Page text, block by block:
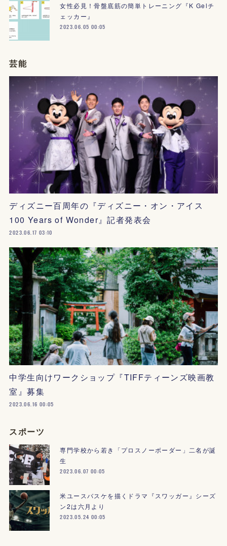
女性必見！骨盤底筋の簡単トレーニング『K Gelチ
ェッカー』
2023.06.05 00:05
芸能
ディズニー百周年の『ディズニー・オン・アイス
100 Years of Wonder』記者発表会
2023.06.17 03:10
中学生向けワークショップ『TIFFティーンズ映画教
室』募集
2023.06.16 00:05
スポーツ
専門学校から若き「プロスノーボーダー」二名が誕
生
2023.06.07 00:05
米ユースバスケを描くドラマ『スワッガー』シーズ
ン2は六月より
2023.05.24 00:05